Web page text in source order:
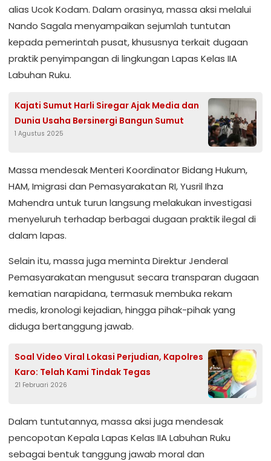
alias Ucok Kodam. Dalam orasinya, massa aksi melalui
Nando Sagala menyampaikan sejumlah tuntutan
kepada pemerintah pusat, khususnya terkait dugaan
praktik penyimpangan di lingkungan Lapas Kelas IIA
Labuhan Ruku.
Kajati Sumut Harli Siregar Ajak Media dan
Dunia Usaha Bersinergi Bangun Sumut
1 Agustus 2025
Massa mendesak Menteri Koordinator Bidang Hukum,
HAM, Imigrasi dan Pemasyarakatan RI, Yusril Ihza
Mahendra untuk turun langsung melakukan investigasi
menyeluruh terhadap berbagai dugaan praktik ilegal di
dalam lapas.
Selain itu, massa juga meminta Direktur Jenderal
Pemasyarakatan mengusut secara transparan dugaan
kematian narapidana, termasuk membuka rekam
medis, kronologi kejadian, hingga pihak-pihak yang
diduga bertanggung jawab.
Soal Video Viral Lokasi Perjudian, Kapolres
Karo: Telah Kami Tindak Tegas
21 Februari 2026
Dalam tuntutannya, massa aksi juga mendesak
pencopotan Kepala Lapas Kelas IIA Labuhan Ruku
sebagai bentuk tanggung jawab moral dan